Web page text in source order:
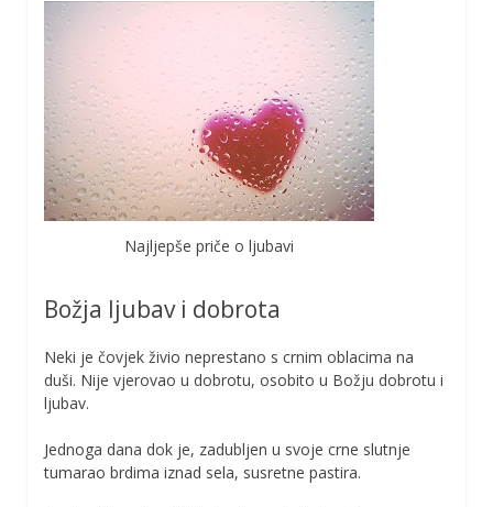
Najljepše priče o ljubavi
Božja ljubav i dobrota
Neki je čovjek živio neprestano s crnim oblacima na
duši. Nije vjerovao u dobrotu, osobito u Božju dobrotu i
ljubav.
Jednoga dana dok je, zadubljen u svoje crne slutnje
tumarao brdima iznad sela, susretne pastira.